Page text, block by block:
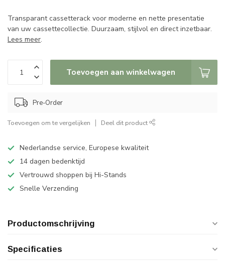
Transparant cassetterack voor moderne en nette presentatie
van uw cassettecollectie. Duurzaam, stijlvol en direct inzetbaar.
Lees meer.
Toevoegen aan winkelwagen
Pre-Order
Toevoegen om te vergelijken Deel dit product
Nederlandse service, Europese kwaliteit
14 dagen bedenktijd
Vertrouwd shoppen bij Hi-Stands
Snelle Verzending
Productomschrijving
Specificaties